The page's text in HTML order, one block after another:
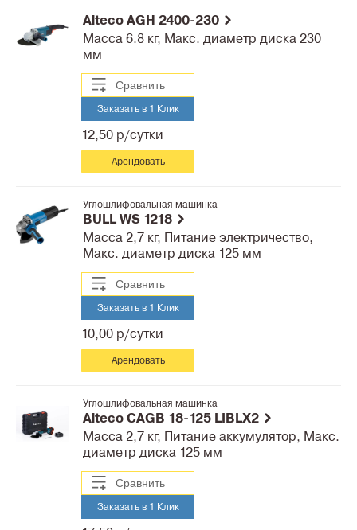
Alteco AGH 2400-230
Масса 6.8 кг, Макс. диаметр диска 230
мм
Арендовать
12,50 р/сутки
Заказать в 1 Клик
Сравнить
Углошлифовальная машинка
BULL WS 1218
Масса 2,7 кг, Питание электричество,
Макс. диаметр диска 125 мм
Арендовать
10,00 р/сутки
Заказать в 1 Клик
Сравнить
Углошлифовальная машинка
Alteco CAGB 18-125 LIBLX2
Масса 2,7 кг, Питание аккумулятор, Макс.
диаметр диска 125 мм
Заказать в 1 Клик
Сравнить